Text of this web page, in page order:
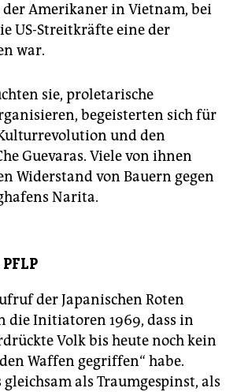
der Amerikaner in Vietnam, bei
US-Streitkräfte eine der
war.
sie, proletarische
begeisterten sich für
und den
Guevaras. Viele von ihnen
Widerstand von Bauern gegen
Narita.
der Japanischen Roten
die Initiatoren 1969, dass in
Volk bis heute noch kein
Waffen gegriffen“ habe.
gleichsam als Traumgespinst, als